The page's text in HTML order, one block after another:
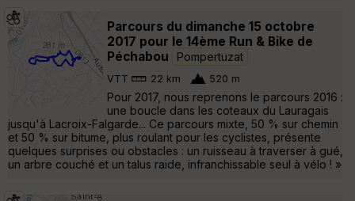
Parcours du dimanche 15 octobre
2017 pour le 14ème Run & Bike de
Péchabou
Pompertuzat
VTT 22 km 520 m
Pour 2017, nous reprenons le parcours 2016 :
une boucle dans les coteaux du Lauragais
jusqu'à Lacroix-Falgarde... Ce parcours mixte, 50 % sur chemin
et 50 % sur bitume, plus roulant pour les cyclistes, présente
quelques surprises ou obstacles : un ruisseau à traverser à gué,
un arbre couché et un talus raide, infranchissable seul à vélo ! »